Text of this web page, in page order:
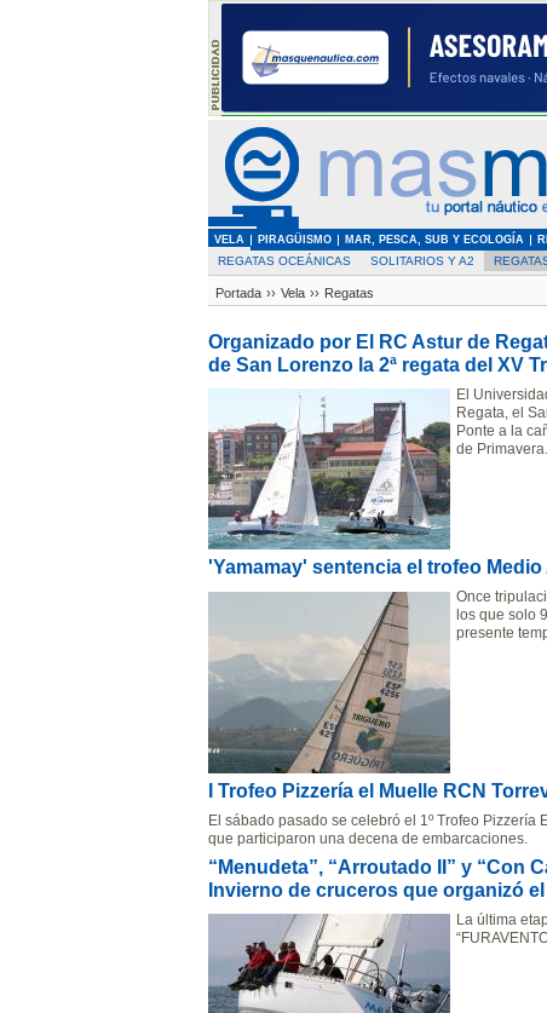
VELA PIRAGÜISMO MAR, PESCA, SUB Y ECOLOGÍA
REGATAS OCEÁNICAS SOLITARIOS Y A2
Portada ›› Vela ›› Regatas
Organizado por El RC Astur de
de San Lorenzo la 2ª regata del XV
El
Regata, el
Ponte a la
de Primavera.
'Yamamay' sentencia el trofeo
Once
los que solo
presente
I Trofeo Pizzería el Muelle RCN
El sábado pasado se celebró el 1º Trofeo
que participaron una decena de embarcaciones.
“Menudeta”, “Arroutado II” y “Con
Invierno de cruceros que organizó
La última